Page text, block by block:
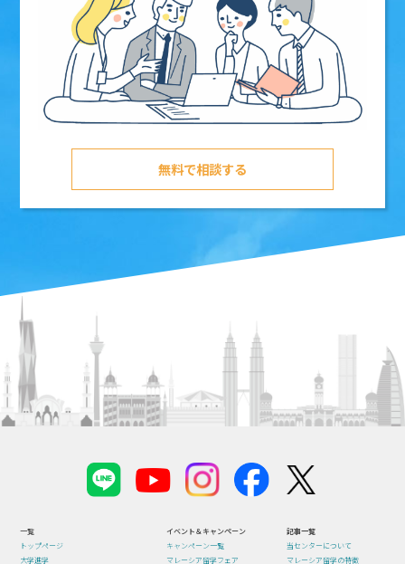
無料で相談する
一覧
トップページ
大学進学
イベント＆キャンペーン
キャンペーン一覧
マレーシア留学フェア
記事一覧
当センターについて
マレーシア留学の特徴